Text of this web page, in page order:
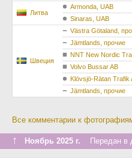
Литва
Armonda, UAB
Sinaras, UAB
Швеция
Västra Götaland,
Jämtlands, прочие
NNT New Nordic
Volvo Bussar AB
Klövsjö-Rätan Trafik
Jämtlands, прочие
Все комментарии к
↑ Ноябрь 2025 г. Передан в